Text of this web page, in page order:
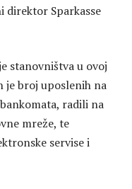
direktor Sparkasse
stanovništva u ovoj
je broj uposlenih na
radili na
mreže, te
servise i